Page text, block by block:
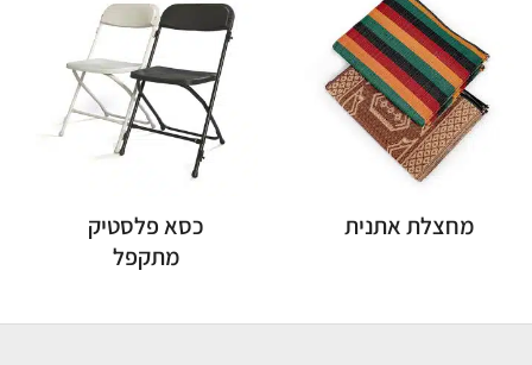
מחצלת אתנית
כסא פלסטיק
מתקפל